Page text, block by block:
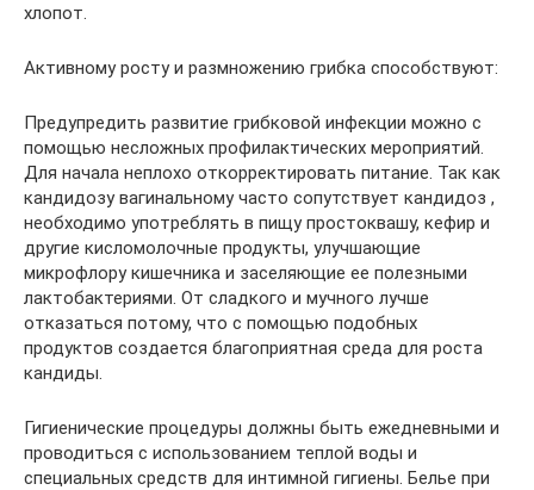
хлопот.
Активному росту и размножению грибка способствуют:
Предупредить развитие грибковой инфекции можно с
помощью несложных профилактических мероприятий.
Для начала неплохо откорректировать питание. Так как
кандидозу вагинальному часто сопутствует кандидоз ,
необходимо употреблять в пищу простоквашу, кефир и
другие кисломолочные продукты, улучшающие
микрофлору кишечника и заселяющие ее полезными
лактобактериями. От сладкого и мучного лучше
отказаться потому, что с помощью подобных
продуктов создается благоприятная среда для роста
кандиды.
Гигиенические процедуры должны быть ежедневными и
проводиться с использованием теплой воды и
специальных средств для интимной гигиены. Белье при